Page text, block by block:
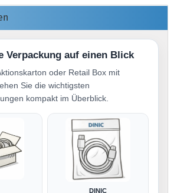
Verpackung auf einen Blick
oder Retail Box mit
Sie die wichtigsten
kompakt im Überblick.
DINIC